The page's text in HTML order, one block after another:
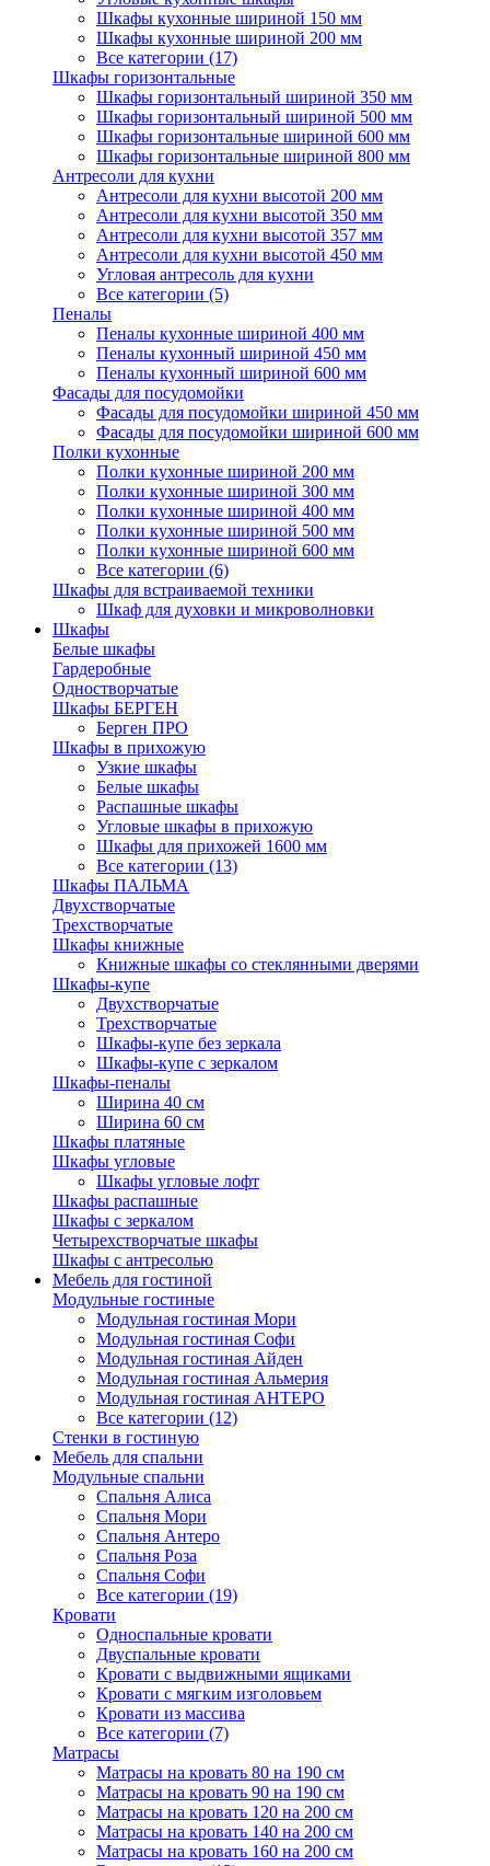
Шкафы кухонные шириной 150 мм
Шкафы кухонные шириной 200 мм
Все категории (17)
Шкафы горизонтальные
Шкафы горизонтальный шириной 350 мм
Шкафы горизонтальный шириной 500 мм
Шкафы горизонтальные шириной 600 мм
Шкафы горизонтальные шириной 800 мм
Антресоли для кухни
Антресоли для кухни высотой 200 мм
Антресоли для кухни высотой 350 мм
Антресоли для кухни высотой 357 мм
Антресоли для кухни высотой 450 мм
Угловая антресоль для кухни
Все категории (5)
Пеналы
Пеналы кухонные шириной 400 мм
Пеналы кухонный шириной 450 мм
Пеналы кухонный шириной 600 мм
Фасады для посудомойки
Фасады для посудомойки шириной 450 мм
Фасады для посудомойки шириной 600 мм
Полки кухонные
Полки кухонные шириной 200 мм
Полки кухонные шириной 300 мм
Полки кухонные шириной 400 мм
Полки кухонные шириной 500 мм
Полки кухонные шириной 600 мм
Все категории (6)
Шкафы для встраиваемой техники
Шкаф для духовки и микроволновки
Шкафы
Белые шкафы
Гардеробные
Одностворчатые
Шкафы БЕРГЕН
Берген ПРО
Шкафы в прихожую
Узкие шкафы
Белые шкафы
Распашные шкафы
Угловые шкафы в прихожую
Шкафы для прихожей 1600 мм
Все категории (13)
Шкафы ПАЛЬМА
Двухстворчатые
Трехстворчатые
Шкафы книжные
Книжные шкафы со стеклянными дверями
Шкафы-купе
Двухстворчатые
Трехстворчатые
Шкафы-купе без зеркала
Шкафы-купе с зеркалом
Шкафы-пеналы
Ширина 40 см
Ширина 60 см
Шкафы платяные
Шкафы угловые
Шкафы угловые лофт
Шкафы распашные
Шкафы с зеркалом
Четырехстворчатые шкафы
Шкафы с антресолью
Мебель для гостиной
Модульные гостиные
Модульная гостиная Мори
Модульная гостиная Софи
Модульная гостиная Айден
Модульная гостиная Альмерия
Модульная гостиная АНТЕРО
Все категории (12)
Стенки в гостиную
Мебель для спальни
Модульные спальни
Спальня Алиса
Спальня Мори
Спальня Антеро
Спальня Роза
Спальня Софи
Все категории (19)
Кровати
Односпальные кровати
Двуспальные кровати
Кровати с выдвижными ящиками
Кровати с мягким изголовьем
Кровати из массива
Все категории (7)
Матрасы
Матрасы на кровать 80 на 190 см
Матрасы на кровать 90 на 190 см
Матрасы на кровать 120 на 200 см
Матрасы на кровать 140 на 200 см
Матрасы на кровать 160 на 200 см